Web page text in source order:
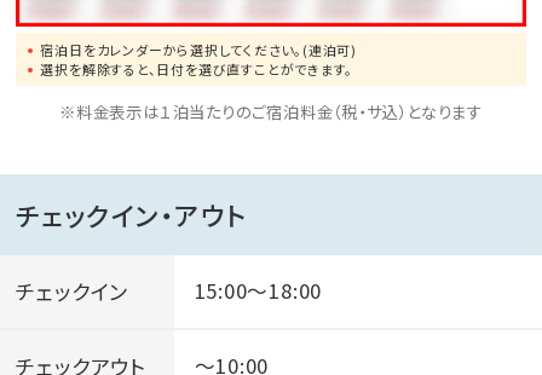
宿泊日をカレンダーから選択してください。(連泊可)
選択を解除すると、日付を選び直すことができます。
※料金表示は１泊当たりのご宿泊料金（税・サ込）となります
チェックイン・アウト
チェックイン 15:00～18:00
チェックアウト ～10:00